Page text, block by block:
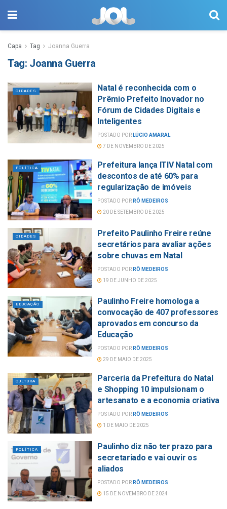
Capa Tag Joanna Guerra
Tag: Joanna Guerra
CIDADES
Natal é reconhecida com o
Prêmio Prefeito Inovador no
Fórum de Cidades Digitais e
Inteligentes
POSTADO POR LÚCIO AMARAL
7 DE NOVEMBRO DE 2025
POLÍTICA
Prefeitura lança ITIV Natal com
descontos de até 60% para
regularização de imóveis
POSTADO POR RÔ MEDEIROS
20 DE SETEMBRO DE 2025
CIDADES
Prefeito Paulinho Freire reúne
secretários para avaliar ações
sobre chuvas em Natal
POSTADO POR RÔ MEDEIROS
19 DE JUNHO DE 2025
EDUCAÇÃO
Paulinho Freire homologa a
convocação de 407 professores
aprovados em concurso da
Educação
POSTADO POR RÔ MEDEIROS
29 DE MAIO DE 2025
CULTURA
Parceria da Prefeitura do Natal
e Shopping 10 impulsionam o
artesanato e a economia criativa
POSTADO POR RÔ MEDEIROS
1 DE MAIO DE 2025
POLÍTICA
Paulinho diz não ter prazo para
secretariado e vai ouvir os
aliados
POSTADO POR RÔ MEDEIROS
15 DE NOVEMBRO DE 2024